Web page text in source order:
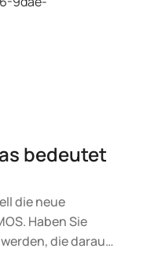
BMI und Ihres
bedeutet
die neue
Haben Sie
die darauf